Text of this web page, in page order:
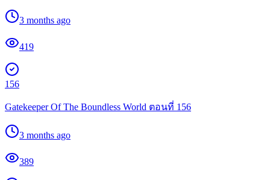
3 months ago
419
156
Gatekeeper Of The Boundless World ตอนที่ 156
3 months ago
389